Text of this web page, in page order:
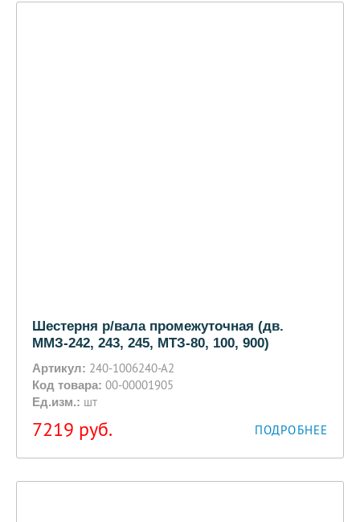
Шестерня р/вала промежуточная (дв.
ММЗ-242, 243, 245, МТЗ-80, 100, 900)
Артикул: 240-1006240-А2
Код товара: 00-00001905
Ед.изм.: шт
7219 руб. ПОДРОБНЕЕ